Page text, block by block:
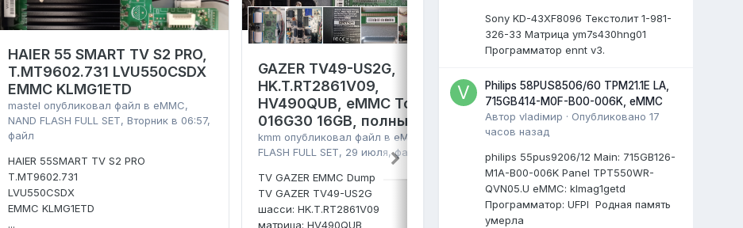
HAIER 55 SMART TV S2 PRO,
T.MT9602.731 LVU550CSDX
EMMC KLMG1ETD
mastel опубликовал файл в eMMC,
NAND FLASH FULL SET,Вторник в 06:57,
файл
HAIER 55SMART TV S2 PRO
T.MT9602.731
LVU550CSDX
EMMC KLMG1ETD
...
GAZER TV49-US2G,
HK.T.RT2861V09,
HV490QUB, eMMC Toshiba
016G30 16GB, полный дамп
kmm опубликовал файл вeMMC, NAND
FLASH FULL SET, 29 июля, файл
TV GAZER EMMC Dump
TV GAZER TV49-US2G
шасси: HK.T.RT2861V09
матрица: HV490QUB
TPD.SK332.PB801(T),
HV430FHB-F94, NT72690,
eMMC KLM4G1FETE-B041,
полный дамп
VEKопубликовал файл вeMMC, NAND
FLASH FULL SET ,29 июля, файл
Samsung TV Plus S-4300
панель: HV430FHB-F94
Sony KD-43XF8096 Текстолит 1-981-
326-33 Матрица ym7s430hng01
Программатор ennt v3.
Philips 58PUS8506/60 TPM21.1E LA,
715GB414-M0F-B00-006K, eMMC
Авторvladiмир · Опубликовано17
часов назад
philips 55pus9206/12 Мain: 715GB126-
M1A-B00-006K Panel TPT550WR-
QVN05.U eMMC: klmag1getd
Программатор: UFPI Родная память
умерла